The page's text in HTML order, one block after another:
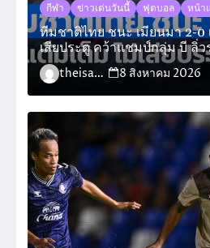
กีฬา ข่าวเด่นวันนี้ ฟุตบอล หน้า
ทีมชาติไทย ชนะ เมียนมา 2-0
เสียประตู คว้าแชมป์กลุ่ม บี ลิ่ว
สิงคโปร์
theisara_admin 8 สิงหาคม 2026